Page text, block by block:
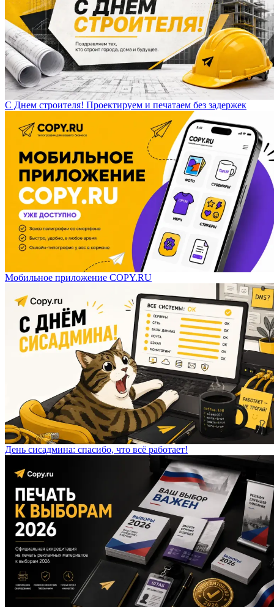
С Днем строителя! Проектируем и печатаем без задержек
Мобильное приложение COPY.RU
День сисадмина: спасибо, что всё работает!